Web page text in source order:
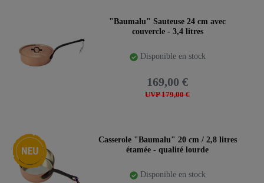
"Baumalu" Sauteuse 24 cm avec
couvercle - 3,4 litres
Disponible en stock
UVP 179,00 €
169,00 €
Nouveauté
Casserole "Baumalu" 20 cm / 2,8 litres
étamée - qualité lourde
Disponible en stock